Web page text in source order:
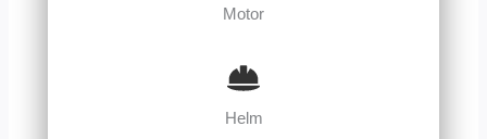
Motor
Helm